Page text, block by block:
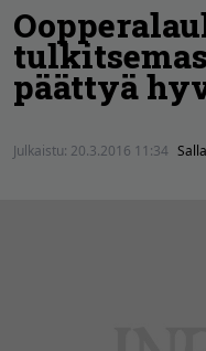
päättyä
Julkaistu: 20.3.2016 11:34